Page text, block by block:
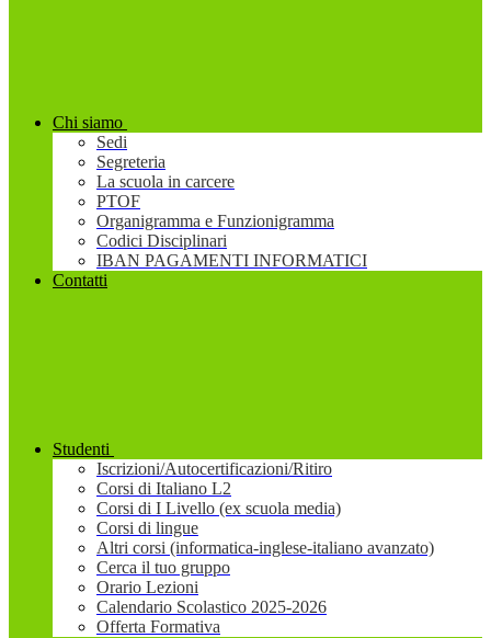
Chi siamo
Sedi
Segreteria
La scuola in carcere
PTOF
Organigramma e Funzionigramma
Codici Disciplinari
IBAN PAGAMENTI INFORMATICI
Contatti
Studenti
Iscrizioni/Autocertificazioni/Ritiro
Corsi di Italiano L2
Corsi di I Livello (ex scuola media)
Corsi di lingue
Altri corsi (informatica-inglese-italiano avanzato)
Cerca il tuo gruppo
Orario Lezioni
Calendario Scolastico 2025-2026
Offerta Formativa